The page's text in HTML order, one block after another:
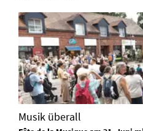
Musik überall